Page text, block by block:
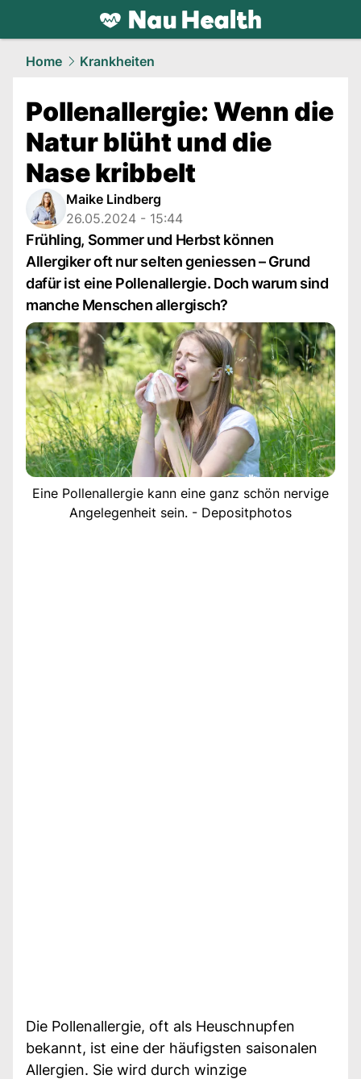
health.NAU.ch
Home Krankheiten
Pollenallergie: Wenn die
Natur blüht und die
Nase kribbelt
Maike Lindberg
26.05.2024 - 15:44
Frühling, Sommer und Herbst können
Allergiker oft nur selten geniessen – Grund
dafür ist eine Pollenallergie. Doch warum sind
manche Menschen allergisch?
Eine Pollenallergie kann eine ganz schön nervige
Angelegenheit sein. - Depositphotos
Die Pollenallergie, oft als Heuschnupfen
bekannt, ist eine der häufigsten saisonalen
Allergien. Sie wird durch winzige